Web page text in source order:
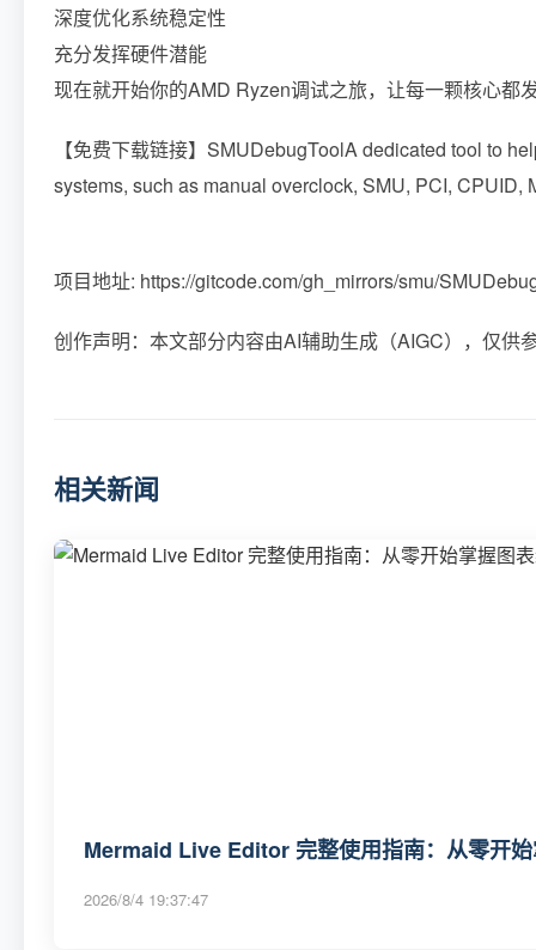
深度优化系统稳定性
充分发挥硬件潜能
现在就开始你的AMD Ryzen调试之旅，让每一颗核心都
【免费下载链接】SMUDebugToolA dedicated tool to
systems, such as manual overclock, SMU, PCI, CPUID,
项目地址: https://gitcode.com/gh_mirrors/smu/
创作声明：本文部分内容由AI辅助生成（AIGC），仅供
相关新闻
Mermaid Live Editor 完整使用指南：从零开
2026/8/4 19:37:47